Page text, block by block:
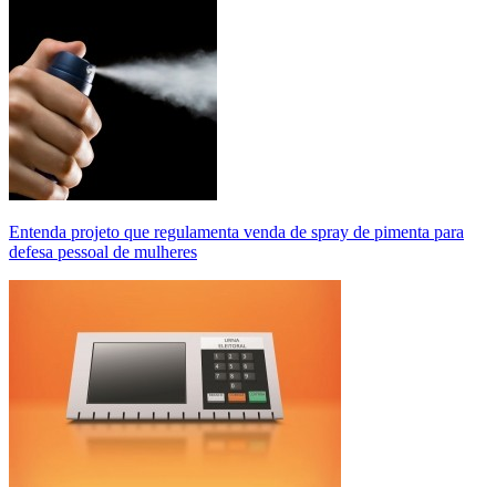
Entenda projeto que regulamenta venda de spray de pimenta para
defesa pessoal de mulheres